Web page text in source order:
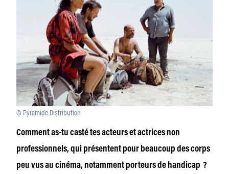
© Pyramide Distribution
Comment as-tu casté tes acteurs et actrices non
professionnels, qui présentent pour beaucoup des corps
peu vus au cinéma, notamment porteurs de handicap ?